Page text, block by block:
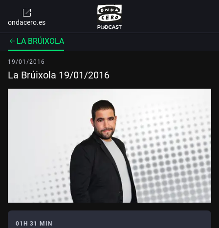
ondacero.es
LA BRÚIXOLA
19/01/2016
La Brúixola 19/01/2016
01H 31 MIN